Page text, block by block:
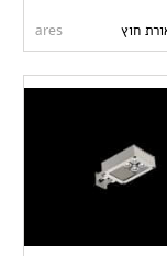
ares